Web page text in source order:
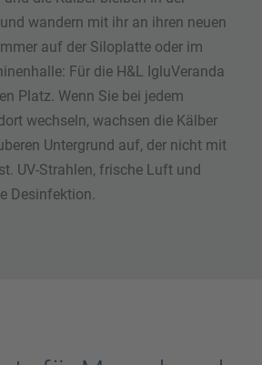
wandern mit ihr an ihren neuen
auf der Siloplatte oder im
Für die H&L IgluVeranda
Platz. Wenn Sie bei jedem
wechseln, wachsen die Kälber
Untergrund auf, der nicht mit
UV-Strahlen, frische Luft und
Desinfektion.